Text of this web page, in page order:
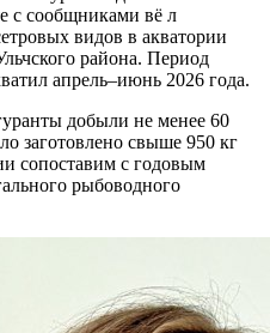
с сообщниками вё л
видов в акватории
района. Период
апрель–июнь 2026 года.
добыли не менее 60
заготовлено свыше 950 кг
сопоставим с годовым
рыбоводного